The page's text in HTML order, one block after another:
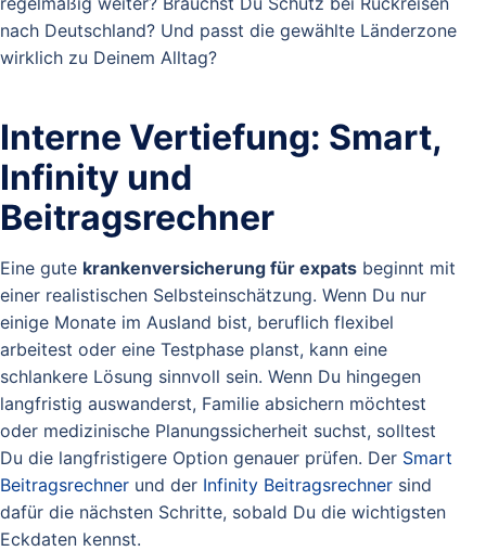
nach Deutschland? Und passt die gewählte Länderzone
wirklich zu Deinem Alltag?
Interne Vertiefung: Smart,
Infinity und
Beitragsrechner
Eine gute krankenversicherung für expats beginnt mit
einer realistischen Selbsteinschätzung. Wenn Du nur
einige Monate im Ausland bist, beruflich flexibel
arbeitest oder eine Testphase planst, kann eine
schlankere Lösung sinnvoll sein. Wenn Du hingegen
langfristig auswanderst, Familie absichern möchtest
oder medizinische Planungssicherheit suchst, solltest
Du die langfristigere Option genauer prüfen. Der Smart
Beitragsrechner und der Infinity Beitragsrechner sind
dafür die nächsten Schritte, sobald Du die wichtigsten
Eckdaten kennst.